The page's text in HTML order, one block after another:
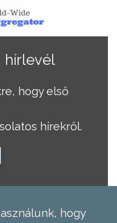
hírlevél
hogy első
hírekről.
hogy